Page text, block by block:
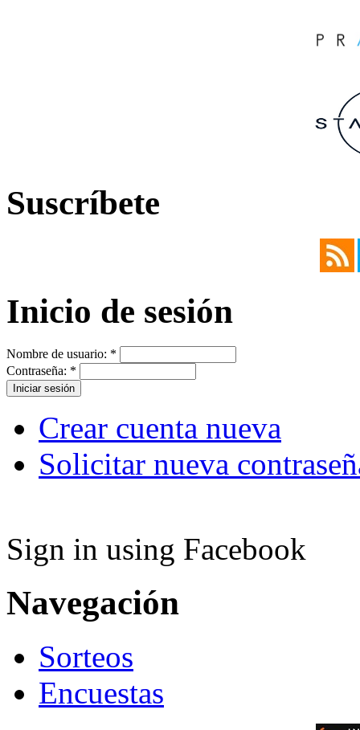
Suscríbete
Inicio de sesión
Nombre de usuario: *
Contraseña: *
Crear cuenta nueva
Solicitar nueva
Sign in using Facebook
Navegación
Sorteos
Encuestas